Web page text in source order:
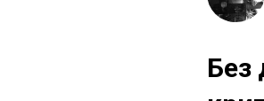
Без